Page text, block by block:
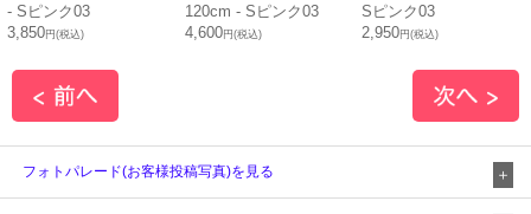
- Sピンク03
3,850円(税込)
120cm - Sピンク03
4,600円(税込)
Sピンク03
2,950円(税込)
フォトパレード(お客様投稿写真)を見る